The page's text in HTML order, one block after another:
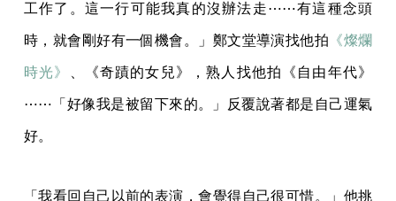
工作了。這一行可能我真的沒辦法走⋯⋯有這種念頭
時，就會剛好有一個機會。」鄭文堂導演找他拍 《燦爛
時光》 、《奇蹟的女兒》，熟人找他拍《自由年代》
⋯⋯「好像我是被留下來的。」反覆說著都是自己運氣
好。
「我看回自己以前的表演，會覺得自己很可惜。」他挑